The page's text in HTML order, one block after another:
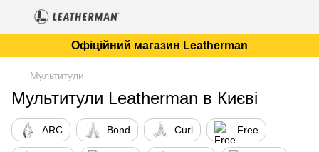
Офіційний магазин Leatherman
Мультитули
Мультитули Leatherman в Києві
ARC Bond Curl Free